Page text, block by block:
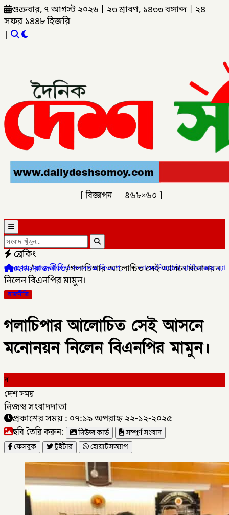
শুক্রবার, ৭ আগস্ট ২০২৬ ২৩ শ্রাবণ, ১৪৩৩ বঙ্গাব্দ
২৪
সফর ১৪৪৮ হিজরি
|
[ বিজ্ঞাপন — ৪৬৮×৬০ ]
ব্রেকিং
ভাতা ও সনদপত্র বিতরণ,✦লালমনিরহাটে হাতীবান্ধায় র‌্যাব-১৩
হোম/রাজনীতি/গলাচিপার আলোচিত সেই আসনে মনোনয়ন
নিলেন বিএনপির মামুন।
রাজনীতি
গলাচিপার আলোচিত সেই আসনে
মনোনয়ন নিলেন বিএনপির মামুন।
দ
দেশ সময়
নিজস্ব সংবাদদাতা
প্রকাশের সময় : ০৭:১৯ অপরাহ্ন ২২-১২-২০২৫
ছবি তৈরি করুন: নিউজ কার্ড
সম্পূর্ণ সংবাদ
ফেসবুক
টুইটার হোয়াটসঅ্যাপ